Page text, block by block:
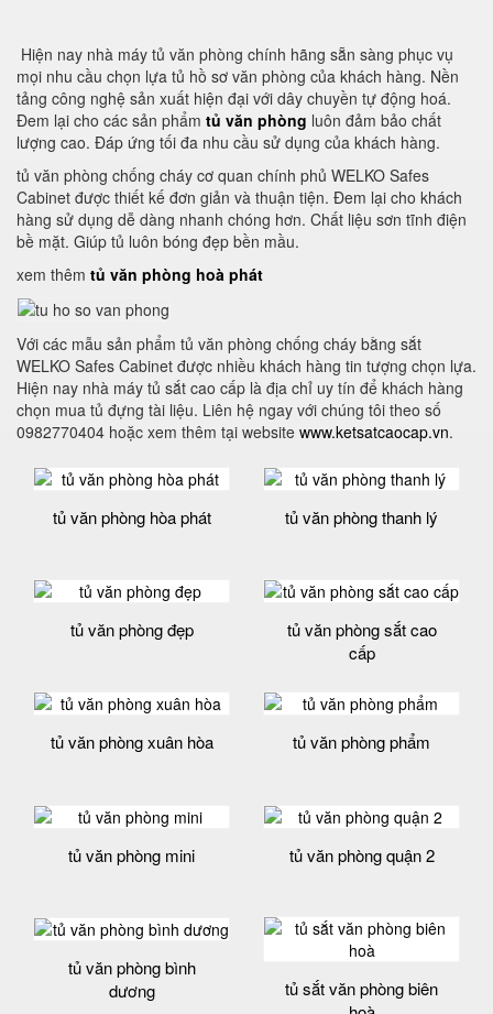
Hiện nay nhà máy tủ văn phòng chính hãng sẵn sàng phục vụ
mọi nhu cầu chọn lựa tủ hồ sơ văn phòng của khách hàng. Nền
tảng công nghệ sản xuất hiện đại với dây chuyền tự động hoá.
Đem lại cho các sản phẩm tủ văn phòng luôn đảm bảo chất
lượng cao. Đáp ứng tối đa nhu cầu sử dụng của khách hàng.
tủ văn phòng chống cháy cơ quan chính phủ WELKO Safes
Cabinet được thiết kế đơn giản và thuận tiện. Đem lại cho khách
hàng sử dụng dễ dàng nhanh chóng hơn. Chất liệu sơn tĩnh điện
bề mặt. Giúp tủ luôn bóng đẹp bền mầu.
xem thêm tủ văn phòng hoà phát
Với các mẫu sản phẩm tủ văn phòng chống cháy bằng sắt
WELKO Safes Cabinet được nhiều khách hàng tin tượng chọn lựa.
Hiện nay nhà máy tủ sắt cao cấp là địa chỉ uy tín để khách hàng
chọn mua tủ đựng tài liệu. Liên hệ ngay với chúng tôi theo số
0982770404 hoặc xem thêm tại website www.ketsatcaocap.vn.
tủ văn phòng hòa phát tủ văn phòng thanh lý
tủ văn phòng đẹp
tủ văn phòng sắt cao
cấp
tủ văn phòng xuân hòa tủ văn phòng phẩm
tủ văn phòng mini tủ văn phòng quận 2
tủ văn phòng bình
dương
tủ sắt văn phòng biên